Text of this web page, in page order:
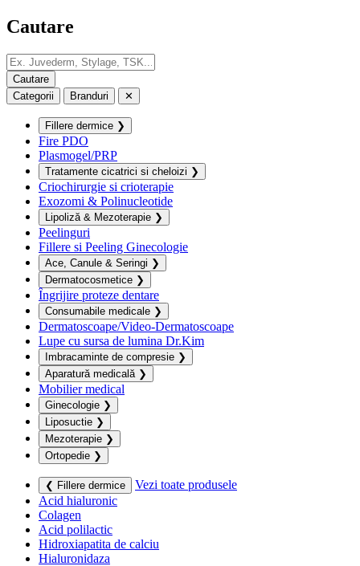
Cautare
Categorii Branduri ✕
Fillere dermice ❯
Fire PDO
Plasmogel/PRP
Tratamente cicatrici si cheloizi ❯
Criochirurgie si crioterapie
Exozomi & Polinucleotide
Lipoliză & Mezoterapie ❯
Peelinguri
Fillere si Peeling Ginecologie
Ace, Canule & Seringi ❯
Dermatocosmetice ❯
Îngrijire proteze dentare
Consumabile medicale ❯
Dermatoscoape/Video-Dermatoscoape
Lupe cu sursa de lumina Dr.Kim
Imbracaminte de compresie ❯
Aparatură medicală ❯
Mobilier medical
Ginecologie ❯
Liposuctie ❯
Mezoterapie ❯
Ortopedie ❯
❮ Fillere dermice
Vezi toate produsele
Acid hialuronic
Colagen
Acid polilactic
Hidroxiapatita de calciu
Hialuronidaza